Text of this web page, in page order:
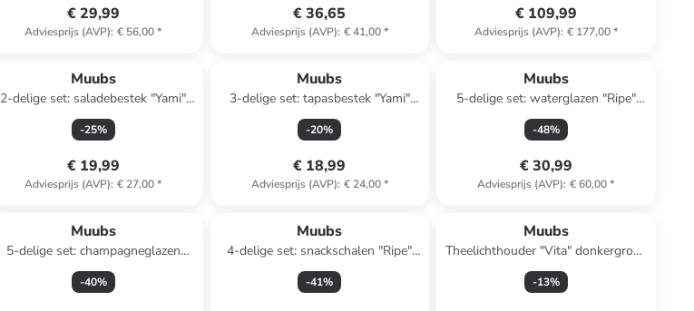
€ 29,99
Adviesprijs (AVP): € 56,00*
€ 36,65
Adviesprijs (AVP): € 41,00*
€ 109,99
Adviesprijs (AVP): € 177,00*
Muubs
2-delige set: saladebestek "Yami"
naturel
-25%
€ 19,99
Adviesprijs (AVP): € 27,00*
Muubs
3-delige set: tapasbestek "Yami"
naturel
-20%
€ 18,99
Adviesprijs (AVP): € 24,00*
Muubs
5-delige set: waterglazen "Ripe"
bruin - 80 ml
-48%
€ 30,99
Adviesprijs (AVP): € 60,00*
Muubs
5-delige set: champagneglazen
"Ripe" bruin - 145 ml
-40%
Muubs
4-delige set: snackschalen "Ripe"
bruin - (B)12 x (H)4 x (D)9,5 cm
-41%
Muubs
Theelichthouder "Vita" donkergroen
- (H)6,5 x Ø 7,5 cm
-13%